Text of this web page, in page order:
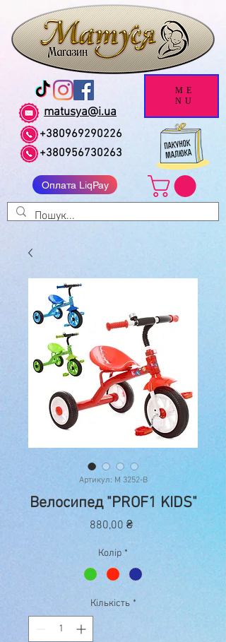
matusya@i.ua
+380969290226
+380956730263
Оплата LiqPay
ME
NU
Артикул: M 3252-B
Велосипед "PROF1 KIDS"
880,00 ₴Ціна
Колір *
Кількість *